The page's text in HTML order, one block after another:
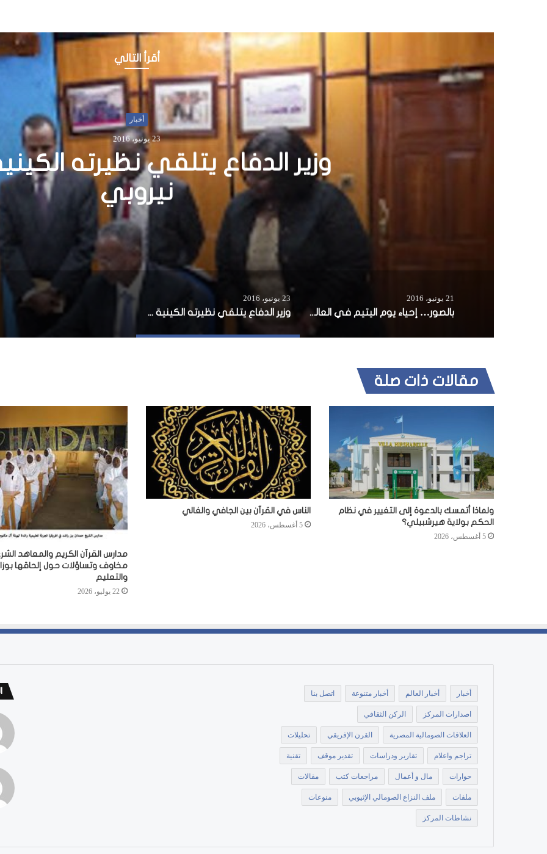
ي
أقرأ التالي
أخبار
21 يونيو، 2016
بالصور… إحياء يوم اليتيم في
الإسلامي في مقديشو
21 يونيو، 2016
بالصور… إحياء يوم اليتيم في العالم الإسلامي في مقديشو
23 يونيو، 2016
وزير الدفاع يتلقي نظيرته الكينية في نيروبي
مقالات ذات صلة
ولماذا أتمسك بالدعوة إلى التغيير في نظام
الحكم بولاية هيرشبيلي؟
5 أغسطس، 2026
الناس في القرآن بين الجافي والغالي
5 أغسطس، 2026
مدارس القرآن الكريم والمعاهد
مخاوف وتساؤلات حول إلحاقها
والتعليم
22 يوليو، 2026
أخبار أخبار العالم أخبار متنوعة اتصل بنا
اصدارات المركز الركن الثقافي
العلاقات الصومالية المصرية القرن الإفريقي تحليلات
تراجم واعلام تقارير ودراسات تقدير موقف تقنية
حوارات مال و أعمال مراجعات كتب مقالات
ملفات ملف النزاع الصومالي الإثيوبي منوعات
نشاطات المركز